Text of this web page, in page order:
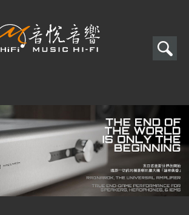
搜
表
單
搜
尋